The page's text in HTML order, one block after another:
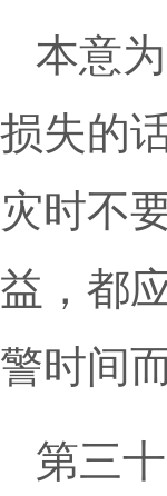
本意
损失的
灾时不
益，都
警时间
第三